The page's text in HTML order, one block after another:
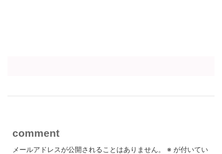
comment
メールアドレスが公開されることはありません。 ※ が付いてい